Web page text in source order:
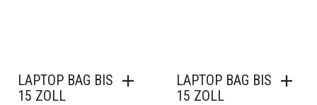
LAPTOP BAG BIS
15 ZOLL
LAPTOP BAG BIS
15 ZOLL